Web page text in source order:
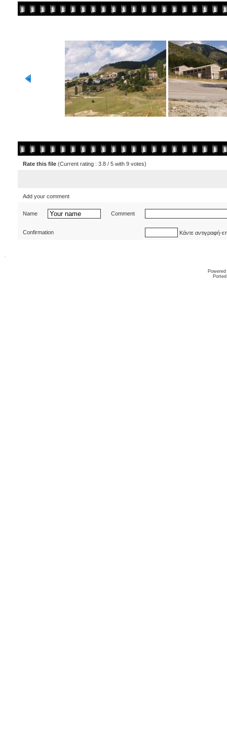
Rate this file (Current rating : 3.8 / 5 with 9 votes)
Add your comment
Name Comment
Confirmation Κάντε αντιγραφή-